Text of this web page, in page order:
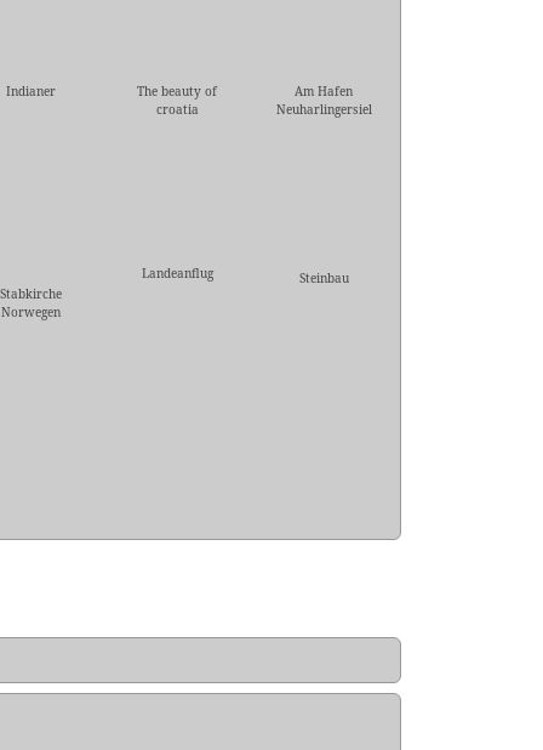
Indianer
The beauty of
croatia
Am Hafen
Neuharlingersiel
Stabkirche
Norwegen
Landeanflug Steinbau